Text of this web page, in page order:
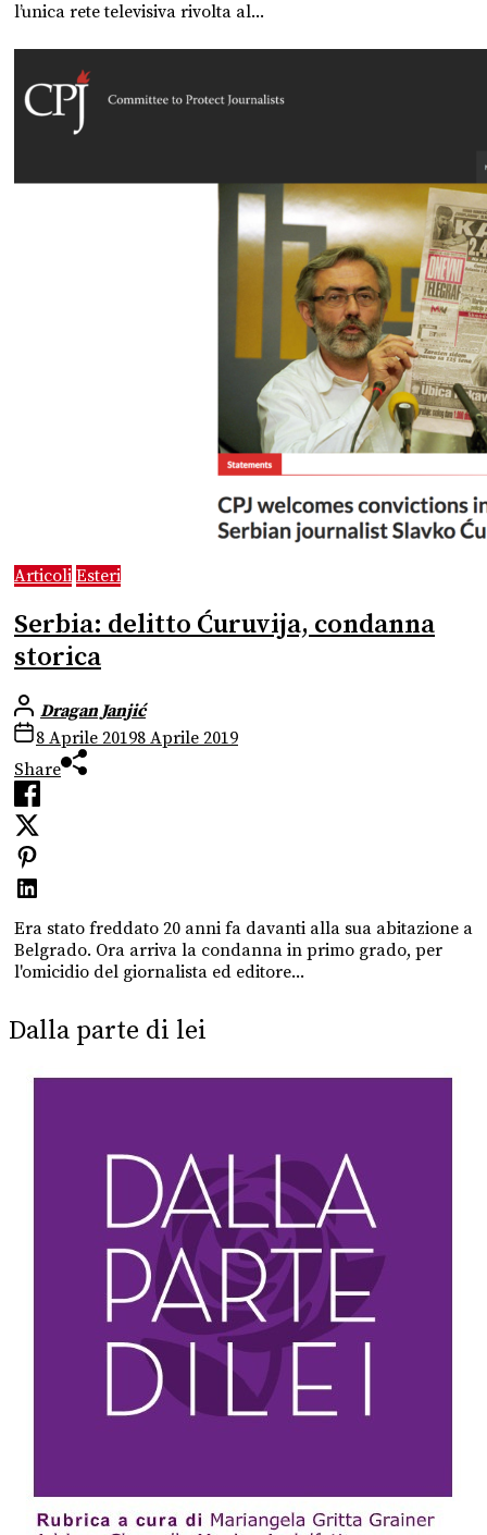
l’unica rete televisiva rivolta al...
Articoli Esteri
Serbia: delitto Ćuruvija, condanna
storica
Dragan Janjić
8 Aprile 20198 Aprile 2019
Share
Era stato freddato 20 anni fa davanti alla sua abitazione a
Belgrado. Ora arriva la condanna in primo grado, per
l'omicidio del giornalista ed editore...
Dalla parte di lei